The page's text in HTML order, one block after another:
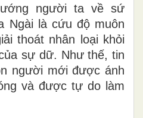
người ta về sứ
Ngài là cứu độ muôn
thoát nhân loại khỏi
sự dữ. Như thế, tin
người mới được ánh
và được tự do làm